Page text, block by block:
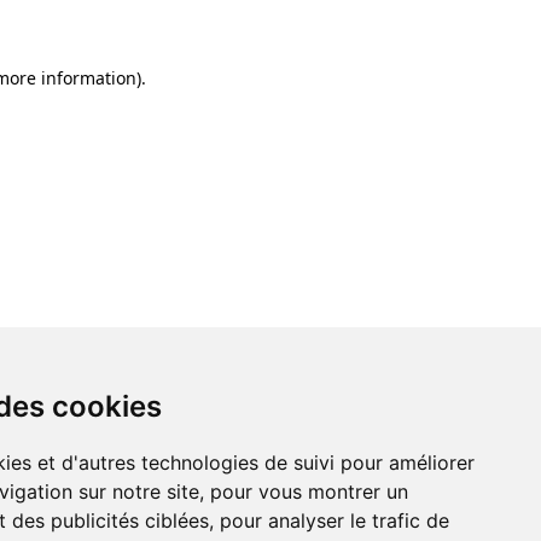
cookies
et d'autres technologies de suivi pour améliorer
sur notre site, pour vous montrer un
des publicités ciblées, pour analyser le trafic de
information).